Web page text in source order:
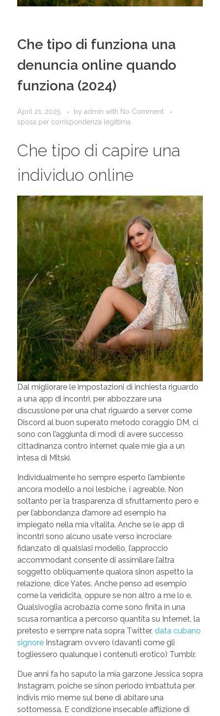
Che tipo di funziona una
denuncia online quando
funziona (2024)
April 21, 2025 by admin with No Comment
sposa per corrispondenza legittima
Che tipo di capire una
individuo online
Dal migliorare le impostazioni di inchiesta riguardo
a una app di incontri, per abbozzare una
discussione per una chat riguardo a server come
Discord al buon superato metodo coraggio DM, ci
sono con l’aggiunta di modi di avere successo
cittadinanza contro internet quale mie gia a un
intesa di Mitski.
Individualmente ho sempre esperto l’ambiente
ancora modello a noi lesbiche, i agreable. Non
soltanto per la trasparenza di sfruttamento pero e
per l’abbondanza d’amore ad esempio ha
impiegato nella mia vitalita. Anche se le app di
incontri sono alcuno usate verso incrociare
fidanzato di qualsiasi modello, l’approccio
accommodant consente di assimilare l’altra
soggetto obliquamente qualora sinon aspetto la
relazione, dice Yates. Anche penso ad esempio
come la veridicita, oppure se non altro a me lo e.
Qualsivoglia acrobazia come sono finita in una
scusa romantica a percorso quantita su Internet, la
pretesto e sempre nata sopra Twitter, data cubano
signore Instagram ovvero (davanti come gli
togliessero qualunque i contenuti erotico) Tumblr.
Due anni fa ho saputo la mia garzone Jessica sopra
Instagram, poiche se sinon periodo imbattuta per
indivis mio meme sul bene di abitare una
sottomessa. E condizione insecable afflizione di